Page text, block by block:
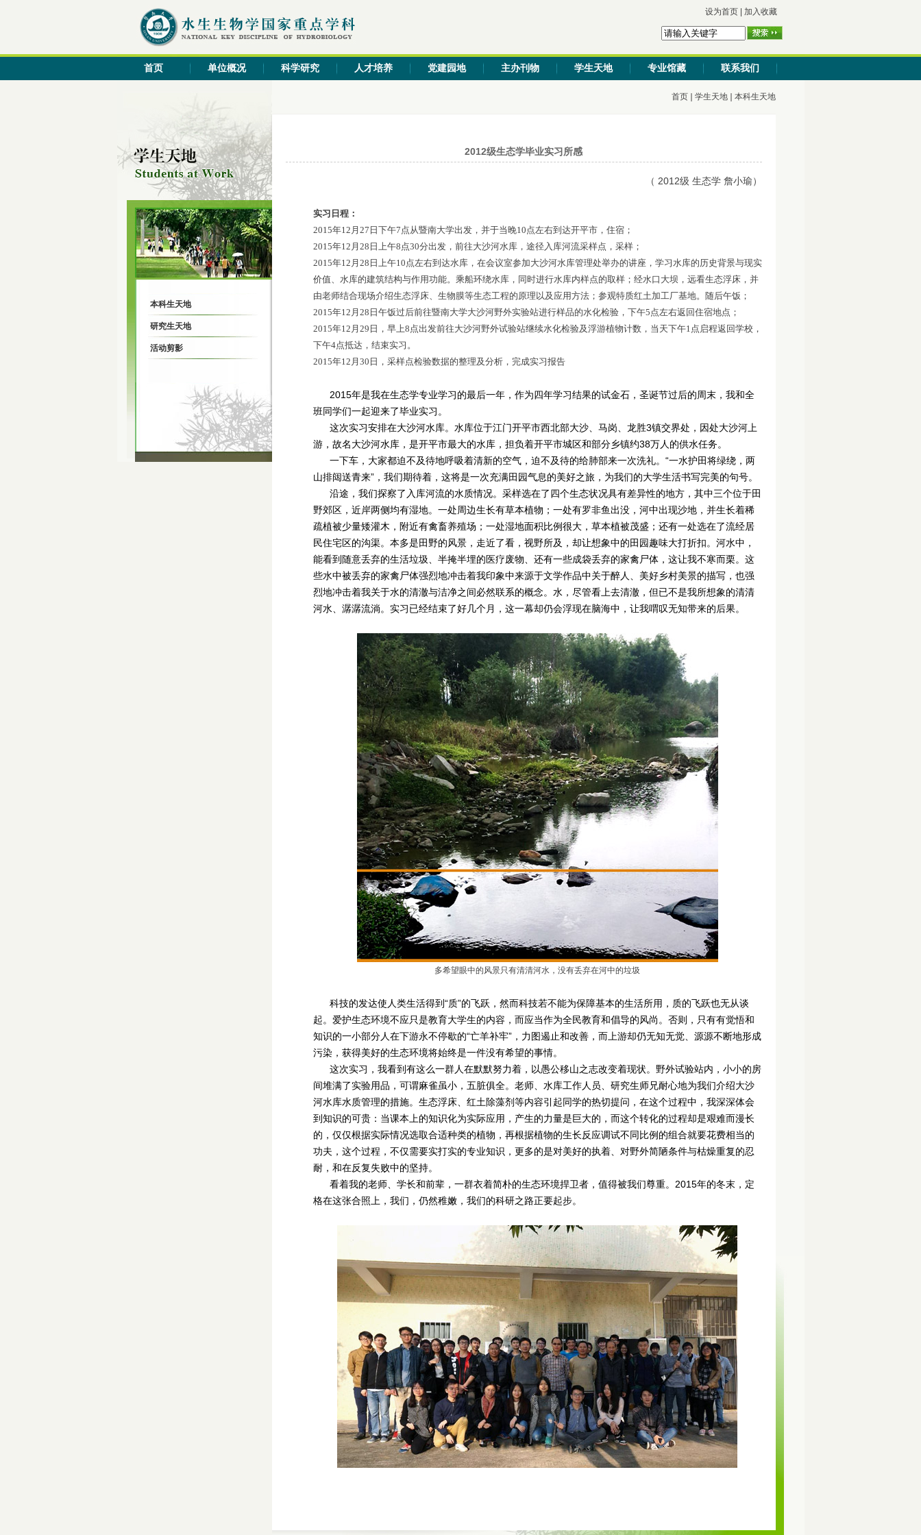
设为首页| 加入收藏
首页 单位概况 科学研究 人才培养 党建园地 主办刊物 学生天地 专业馆藏 联系我们
本科生天地
研究生天地
活动剪影
首页 学生天地 本科生天地
2012级生态学毕业实习所感
（ 2012级 生态学 詹小瑜）
实习日程：
2015年12月27日下午7点从暨南大学出发，并于当晚10点左右到达开平市，住宿；
2015年12月28日上午8点30分出发，前往大沙河水库，途径入库河流采样点，采样；
2015年12月28日上午10点左右到达水库，在会议室参加大沙河水库管理处举办的讲座，学习水库的历史背景与现实
价值、水库的建筑结构与作用功能。乘船环绕水库，同时进行水库内样点的取样；经水口大坝，远看生态浮床，并
由老师结合现场介绍生态浮床、生物膜等生态工程的原理以及应用方法；参观特质红土加工厂基地。随后午饭；
2015年12月28日午饭过后前往暨南大学大沙河野外实验站进行样品的水化检验，下午5点左右返回住宿地点；
2015年12月29日，早上8点出发前往大沙河野外试验站继续水化检验及浮游植物计数，当天下午1点启程返回学校，
下午4点抵达，结束实习。
2015年12月30日，采样点检验数据的整理及分析，完成实习报告
2015年是我在生态学专业学习的最后一年，作为四年学习结果的试金石，圣诞节过后的周末，我和全
班同学们一起迎来了毕业实习。
这次实习安排在大沙河水库。水库位于江门开平市西北部大沙、马岗、龙胜3镇交界处，因处大沙河上
游，故名大沙河水库，是开平市最大的水库，担负着开平市城区和部分乡镇约38万人的供水任务。
一下车，大家都迫不及待地呼吸着清新的空气，迫不及待的给肺部来一次洗礼。“一水护田将绿绕，两
山排闼送青来”，我们期待着，这将是一次充满田园气息的美好之旅，为我们的大学生活书写完美的句号。
沿途，我们探察了入库河流的水质情况。采样选在了四个生态状况具有差异性的地方，其中三个位于田
野郊区，近岸两侧均有湿地。一处周边生长有草本植物；一处有罗非鱼出没，河中出现沙地，并生长着稀
疏植被少量矮灌木，附近有禽畜养殖场；一处湿地面积比例很大，草本植被茂盛；还有一处选在了流经居
民住宅区的沟渠。本多是田野的风景，走近了看，视野所及，却让想象中的田园趣味大打折扣。河水中，
能看到随意丢弃的生活垃圾、半掩半埋的医疗废物、还有一些成袋丢弃的家禽尸体，这让我不寒而栗。这
些水中被丢弃的家禽尸体强烈地冲击着我印象中来源于文学作品中关于醉人、美好乡村美景的描写，也强
烈地冲击着我关于水的清澈与洁净之间必然联系的概念。水，尽管看上去清澈，但已不是我所想象的清清
河水、潺潺流淌。实习已经结束了好几个月，这一幕却仍会浮现在脑海中，让我喟叹无知带来的后果。
多希望眼中的风景只有清清河水，没有丢弃在河中的垃圾
科技的发达使人类生活得到“质”的飞跃，然而科技若不能为保障基本的生活所用，质的飞跃也无从谈
起。爱护生态环境不应只是教育大学生的内容，而应当作为全民教育和倡导的风尚。否则，只有有觉悟和
知识的一小部分人在下游永不停歇的“亡羊补牢”，力图遏止和改善，而上游却仍无知无觉、源源不断地形成
污染，获得美好的生态环境将始终是一件没有希望的事情。
这次实习，我看到有这么一群人在默默努力着，以愚公移山之志改变着现状。野外试验站内，小小的房
间堆满了实验用品，可谓麻雀虽小，五脏俱全。老师、水库工作人员、研究生师兄耐心地为我们介绍大沙
河水库水质管理的措施。生态浮床、红土除藻剂等内容引起同学的热切提问，在这个过程中，我深深体会
到知识的可贵：当课本上的知识化为实际应用，产生的力量是巨大的，而这个转化的过程却是艰难而漫长
的，仅仅根据实际情况选取合适种类的植物，再根据植物的生长反应调试不同比例的组合就要花费相当的
功夫，这个过程，不仅需要实打实的专业知识，更多的是对美好的执着、对野外简陋条件与枯燥重复的忍
耐，和在反复失败中的坚持。
看着我的老师、学长和前辈，一群衣着简朴的生态环境捍卫者，值得被我们尊重。2015年的冬末，定
格在这张合照上，我们，仍然稚嫩，我们的科研之路正要起步。